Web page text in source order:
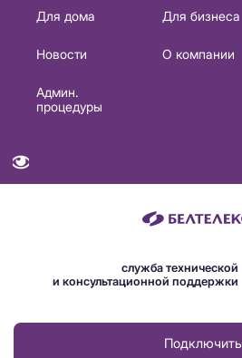
Основная
навигация
Для дома Для бизнеса
Новости
О компании
Админ.
процедуры
служба технической
и консультационной поддержки
Подключить